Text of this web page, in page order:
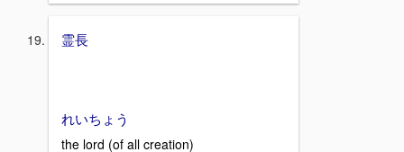
霊長
れいちょう
the lord (of all creation)